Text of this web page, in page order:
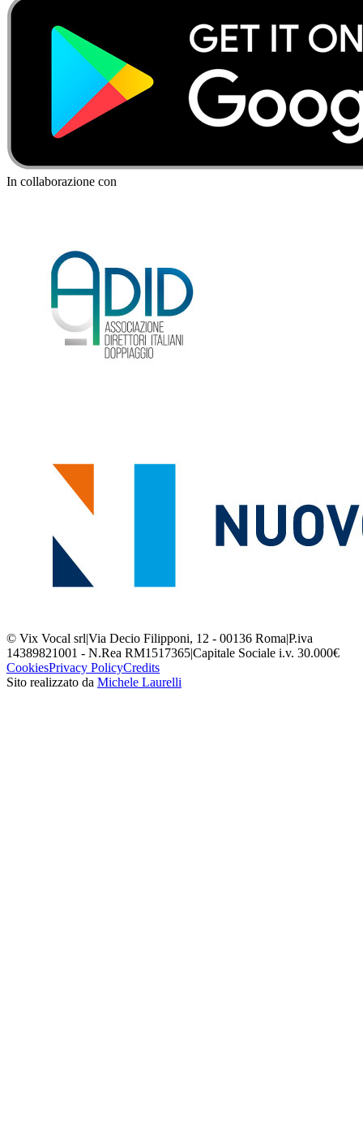
In collaborazione con
© Vix Vocal srl|Via Decio Filipponi, 12 - 00136 Roma|P.iva
14389821001 - N.Rea RM1517365|Capitale Sociale i.v. 30.000€
CookiesPrivacy PolicyCredits
Sito realizzato da Michele Laurelli